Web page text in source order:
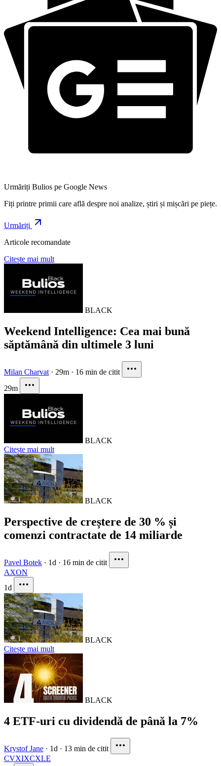
Urmăriți Bulios pe Google News
Fiți printre primii care află despre noi analize, știri și mișcări pe piețe.
Urmăriți
Articole recomandate
Citește mai mult
BLACK
Weekend Intelligence: Cea mai bună
săptămână din ultimele 3 luni
Milan Charvat · 29m · 16 min de citit
29m
BLACK
Citește mai mult
BLACK
Perspective de creștere de 30 % și
comenzi contractate de 14 miliarde
Pavel Botek · 1d · 16 min de citit
AXON
1d
BLACK
Citește mai mult
BLACK
4 ETF-uri cu dividendă de până la 7%
Krystof Jane · 1d · 13 min de citit
CVXIXCXLE